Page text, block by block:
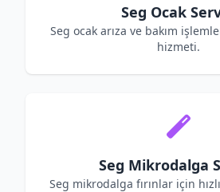
Seg Ocak
Seg ocak arıza ve bakım
hizmeti.
Seg Mikrodalga
Seg mikrodalga fırınlar için